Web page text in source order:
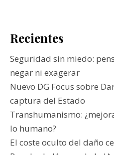
Recientes
Seguridad sin miedo:
negar ni exagerar
Nuevo DG Focus sobre
captura del Estado
Transhumanismo:
lo humano?
El coste oculto del daño